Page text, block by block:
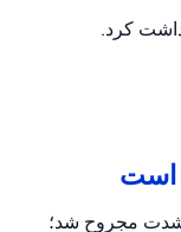
کرد.
است
شدت مجروح شد؛